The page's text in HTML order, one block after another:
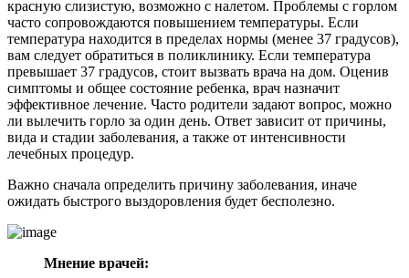
красную слизистую, возможно с налетом. Проблемы с горлом
часто сопровождаются повышением температуры. Если
температура находится в пределах нормы (менее 37 градусов),
вам следует обратиться в поликлинику. Если температура
превышает 37 градусов, стоит вызвать врача на дом. Оценив
симптомы и общее состояние ребенка, врач назначит
эффективное лечение. Часто родители задают вопрос, можно
ли вылечить горло за один день. Ответ зависит от причины,
вида и стадии заболевания, а также от интенсивности
лечебных процедур.
Важно сначала определить причину заболевания, иначе
ожидать быстрого выздоровления будет бесполезно.
Мнение врачей: